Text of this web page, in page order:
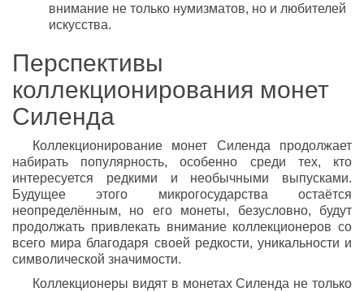
внимание не только нумизматов, но и любителей
искусства.
Перспективы
коллекционирования монет
Силенда
Коллекционирование монет Силенда продолжает
набирать популярность, особенно среди тех, кто
интересуется редкими и необычными выпусками.
Будущее этого микрогосударства остаётся
неопределённым, но его монеты, безусловно, будут
продолжать привлекать внимание коллекционеров со
всего мира благодаря своей редкости, уникальности и
символической значимости.
Коллекционеры видят в монетах Силенда не только